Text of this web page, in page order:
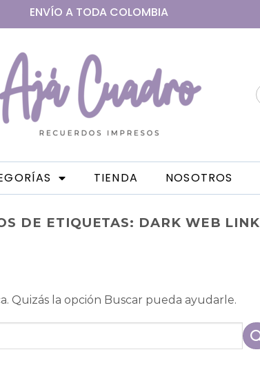
ENVÍO A TODA COLOMBIA
TIENDA NOSOTROS
DE ETIQUETAS: DARK WEB LINK
Quizás la opción Buscar pueda ayudarle.